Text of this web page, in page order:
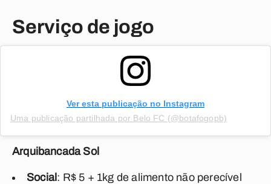
Serviço de jogo
Ver esta publicação no Instagram
Uma publicação partilhada por Belo FC (@botafogopb)
Arquibancada Sol
Social : R$ 5 + 1kg de alimento não perecível